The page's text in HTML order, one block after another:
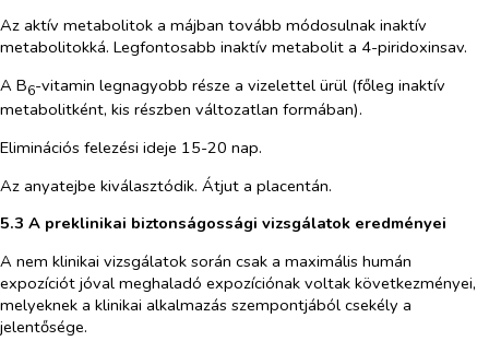
Az aktív metabolitok a májban tovább módosulnak inaktív
metabolitokká. Legfontosabb inaktív metabolit a 4-piridoxinsav.
A B6-vitamin legnagyobb része a vizelettel ürül (főleg inaktív
metabolitként, kis részben változatlan formában).
Eliminációs felezési ideje 15-20 nap.
Az anyatejbe kiválasztódik. Átjut a placentán.
5.3 A preklinikai biztonságossági vizsgálatok eredményei
A nem klinikai vizsgálatok során csak a maximális humán
expozíciót jóval meghaladó expozíciónak voltak következményei,
melyeknek a klinikai alkalmazás szempontjából csekély a
jelentősége.